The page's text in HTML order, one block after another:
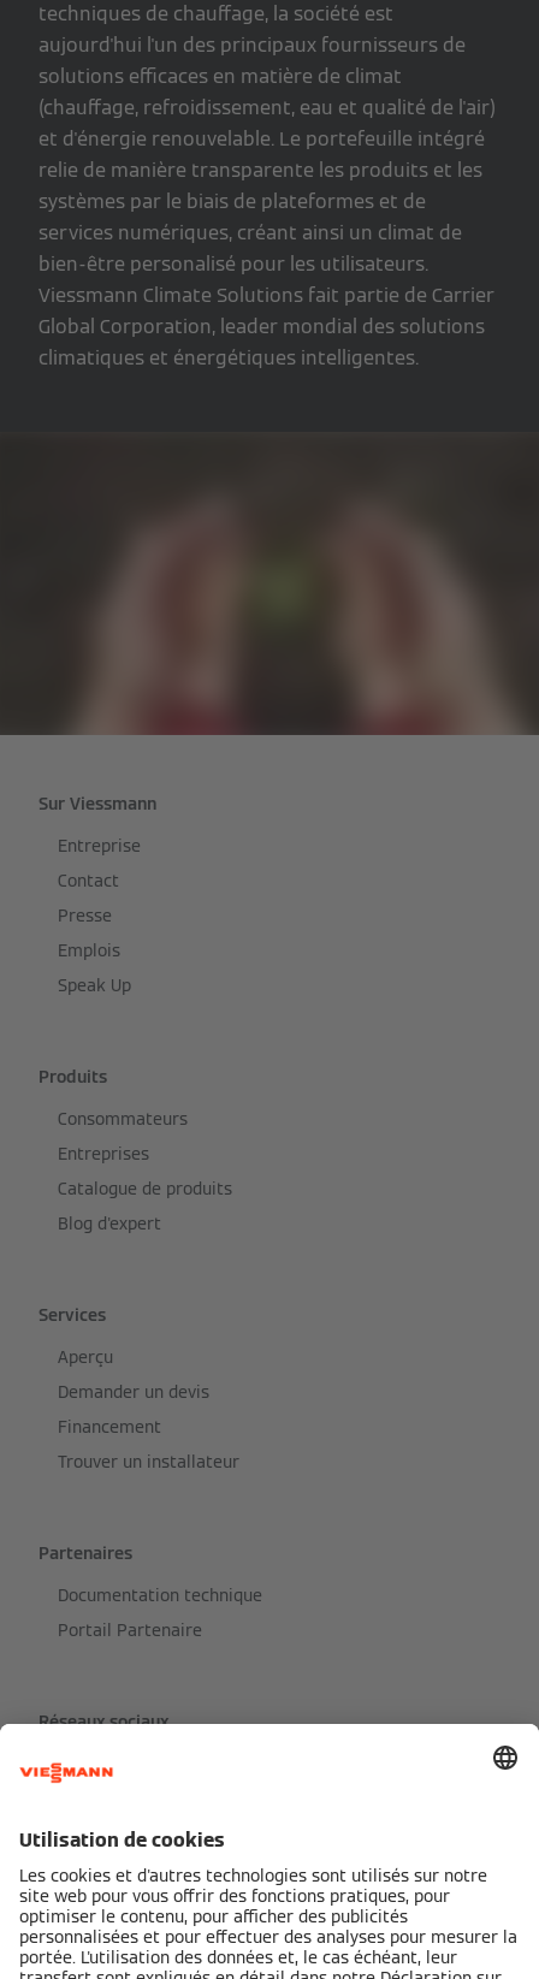
techniques de chauffage, la société est
aujourd'hui l'un des principaux fournisseurs de
solutions efficaces en matière de climat
(chauffage, refroidissement, eau et qualité de l'air)
et d'énergie renouvelable. Le portefeuille intégré
relie de manière transparente les produits et les
systèmes par le biais de plateformes et de
services numériques, créant ainsi un climat de
bien-être personalisé pour les utilisateurs.
Viessmann Climate Solutions fait partie de Carrier
Global Corporation, leader mondial des solutions
climatiques et énergétiques intelligentes.
Sur Viessmann
Entreprise
Contact
Presse
Emplois
Speak Up
Produits
Consommateurs
Entreprises
Catalogue de produits
Blog d'expert
Services
Aperçu
Demander un devis
Financement
Trouver un installateur
Partenaires
Documentation technique
Portail Partenaire
Réseaux sociaux
Partenaires de services Viessmann